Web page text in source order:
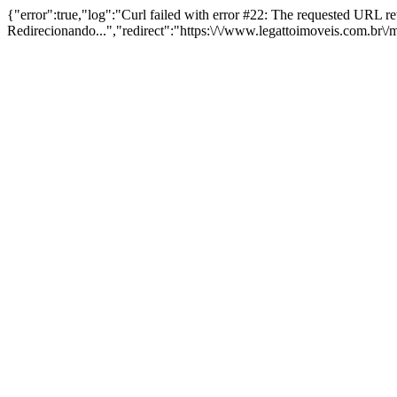
{"error":true,"log":"Curl failed with error #22: The requested URL
Redirecionando...","redirect":"https:\/\/www.legattoimoveis.com.br\/